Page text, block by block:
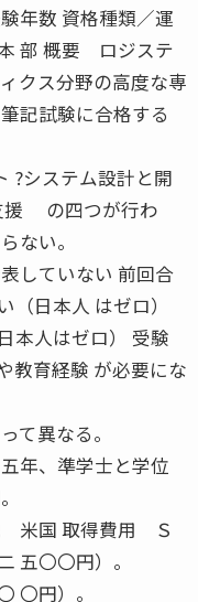
年数 資格種類／運
部 概要 ロジステ
クス分野の高度な専
記試験に合格する
?システム設計と開
援 の四つが行わ
ない。
していない 前回合
日本人 はゼロ）
本人はゼロ） 受験
教育経験 が必要にな
て異なる。
年、準学士と学位
米国 取得費用 Ｓ
五〇〇円）。
〇円）。